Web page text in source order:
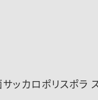
ッカロポリスポラ